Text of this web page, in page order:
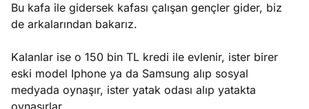
Bu kafa ile gidersek kafası çalışan gençler gider, biz
de arkalarından bakarız.
Kalanlar ise o 150 bin TL kredi ile evlenir, ister birer
eski model Iphone ya da Samsung alıp sosyal
medyada oynaşır, ister yatak odası alıp yatakta
oynaşırlar.